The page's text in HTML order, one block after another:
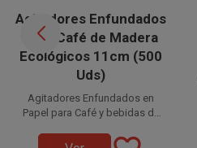
Agitadores Enfundados
para Café de Madera
Ecológicos 11cm (500
Uds)
Agitadores Enfundados en
Papel para Café y bebidas de